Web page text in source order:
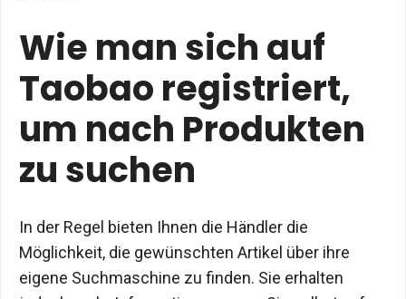
Wie man sich auf
Taobao registriert,
um nach Produkten
zu suchen
In der Regel bieten Ihnen die Händler die
Möglichkeit, die gewünschten Artikel über ihre
eigene Suchmaschine zu finden. Sie erhalten